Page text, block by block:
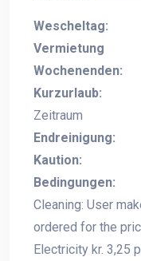
Wescheltag:
Vermietung
Wochenenden:
Kurzurlaub:
Zeitraum
Endreinigung:
Kaution:
Bedingungen:
Cleaning: User
ordered for the
Electricity kr. 3,25